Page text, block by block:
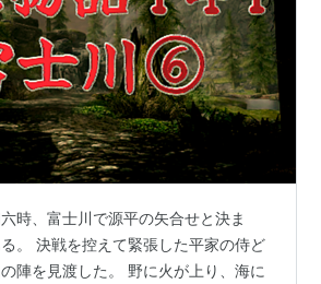
時、富士川で源平の矢合せと決ま
。 決戦を控えて緊張した平家の侍ど
陣を見渡した。 野に火が上り、海に